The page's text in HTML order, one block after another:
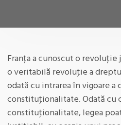
Franţa a cunoscut o revoluţie
o veritabilă revoluţie a
odată cu intrarea în vigoare
constituţionalitate. Odată cu
constituţionalitate, legea